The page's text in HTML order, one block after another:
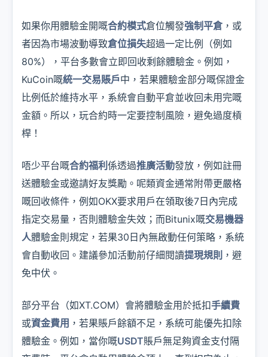
如果你用體驗金開嘅合約模式倉位觸發強制平倉 ，或
者因為市場波動導致倉位損失超過一定比例（例如
80%），平台多數會立即回收剩餘體驗金。例如，
KuCoin嘅統一交易賬戶中，若果體驗金部分嘅保證金
比例低於維持水平，系統會自動平倉並收回未用完嘅
金額。所以，玩合約時一定要控制風險，避免過度槓
桿！
唔少平台嘅合約福利 係透過推廣活動發放，例如註冊
送體驗金或邀請好友獎勵。呢類資金通常附帶更嚴格
嘅回收條件，例如OKX要求用戶在領取後7日內完成
指定交易量，否則體驗金失效；而Bitunix嘅交易機器
人體驗金則規定，若果30日內無啟動任何策略，系統
會自動收回。建議參加活動前仔細閱讀提現規則 ，避
免中伏。
部分平台（如XT.COM）會將體驗金用於抵扣手續費
或資金費用 ，若果賬戶餘額不足，系統可能優先扣除
體驗金。例如，當你嘅USDT賬戶無足夠資金支付隔